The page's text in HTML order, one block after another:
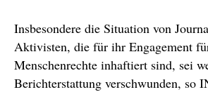
Insbesondere die Situation von
Aktivisten, die für ihr Engagement
Menschenrechte inhaftiert sind, sei
Berichterstattung verschwunden, so